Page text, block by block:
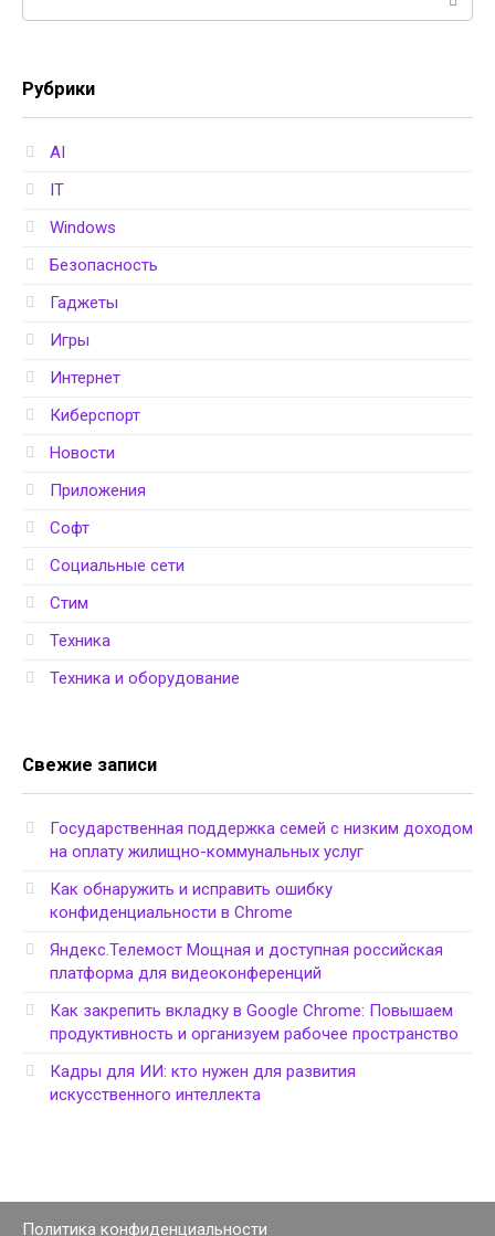
Рубрики
AI
IT
Windows
Безопасность
Гаджеты
Игры
Интернет
Киберспорт
Новости
Приложения
Софт
Социальные сети
Стим
Техника
Техника и оборудование
Свежие записи
Государственная поддержка семей с низким доходом
на оплату жилищно-коммунальных услуг
Как обнаружить и исправить ошибку
конфиденциальности в Chrome
Яндекс.Телемост Мощная и доступная российская
платформа для видеоконференций
Как закрепить вкладку в Google Chrome: Повышаем
продуктивность и организуем рабочее пространство
Кадры для ИИ: кто нужен для развития
искусственного интеллекта
Политика конфиденциальности